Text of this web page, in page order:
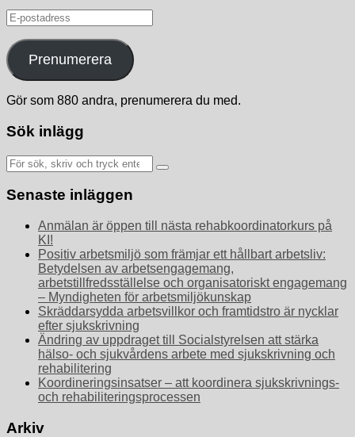
E-
postadress
Prenumerera
Gör som 880 andra, prenumerera du med.
Sök inlägg
Sök
efter:
Senaste inläggen
Anmälan är öppen till nästa rehabkoordinatorkurs på
KI!
Positiv arbetsmiljö som främjar ett hållbart arbetsliv:
Betydelsen av arbetsengagemang,
arbetstillfredsställelse och organisatoriskt engagemang
– Myndigheten för arbetsmiljökunskap
Skräddarsydda arbetsvillkor och framtidstro är nycklar
efter sjukskrivning
Ändring av uppdraget till Socialstyrelsen att stärka
hälso- och sjukvårdens arbete med sjukskrivning och
rehabilitering
Koordineringsinsatser – att koordinera sjukskrivnings-
och rehabiliteringsprocessen
Arkiv